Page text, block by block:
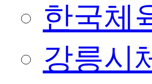
한국체
강릉시